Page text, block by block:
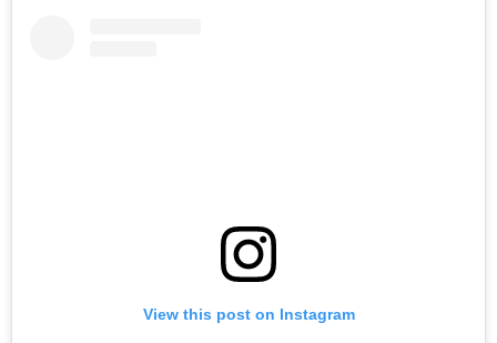
View this post on Instagram